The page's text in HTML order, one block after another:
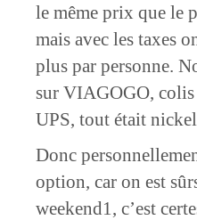
le même prix que le
mais avec les taxes
plus par personne.
sur VIAGOGO,
UPS, tout était
Donc
option, car on est
weekend1, c’est